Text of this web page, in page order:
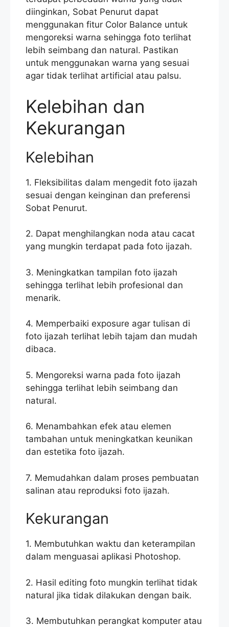
diinginkan, Sobat Penurut dapat
menggunakan fitur Color Balance untuk
mengoreksi warna sehingga foto terlihat
lebih seimbang dan natural. Pastikan
untuk menggunakan warna yang sesuai
agar tidak terlihat artificial atau palsu.
Kelebihan dan
Kekurangan
Kelebihan
1. Fleksibilitas dalam mengedit foto ijazah
sesuai dengan keinginan dan preferensi
Sobat Penurut.
2. Dapat menghilangkan noda atau cacat
yang mungkin terdapat pada foto ijazah.
3. Meningkatkan tampilan foto ijazah
sehingga terlihat lebih profesional dan
menarik.
4. Memperbaiki exposure agar tulisan di
foto ijazah terlihat lebih tajam dan mudah
dibaca.
5. Mengoreksi warna pada foto ijazah
sehingga terlihat lebih seimbang dan
natural.
6. Menambahkan efek atau elemen
tambahan untuk meningkatkan keunikan
dan estetika foto ijazah.
7. Memudahkan dalam proses pembuatan
salinan atau reproduksi foto ijazah.
Kekurangan
1. Membutuhkan waktu dan keterampilan
dalam menguasai aplikasi Photoshop.
2. Hasil editing foto mungkin terlihat tidak
natural jika tidak dilakukan dengan baik.
3. Membutuhkan perangkat komputer atau